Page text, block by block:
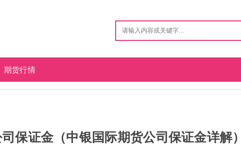
期货行情
保证金（中银国际期货公司保证金详解）